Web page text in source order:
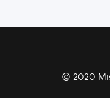
© 2020